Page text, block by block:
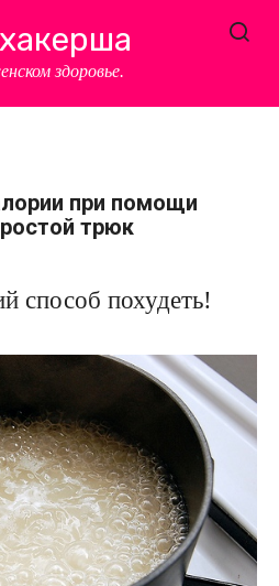
здоровье.
при помощи
трюк
способ похудеть!